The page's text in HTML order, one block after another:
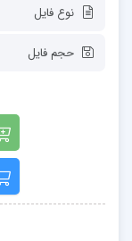
نوع فایل
حجم فایل